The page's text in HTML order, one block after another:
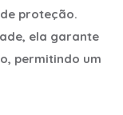
proteção.
ela garante
permitindo um